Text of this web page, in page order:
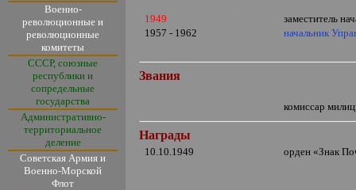
Военно-
революционные и
революционные
комитеты
СССР, союзные
республики и
сопредельные
государства
Административно-
территориальное
деление
Советская Армия и
Военно-Морской
Флот
1949
заместитель
1957 - 1962
начальник
Звания
комиссар
Награды
10.10.1949 орден«Знак